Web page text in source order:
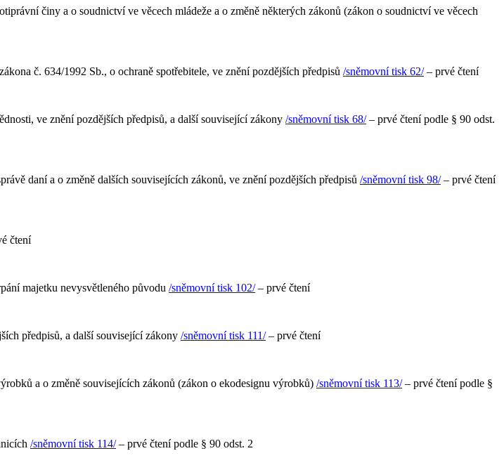
činy a o soudnictví ve věcech mládeže a o změně některých zákonů (zákon o soudnictví ve věcech
č. 634/1992 Sb., o ochraně spotřebitele, ve znění pozdějších předpisů /sněmovní tisk 62/– prvé čtení
ve znění pozdějších předpisů, a další související zákony /sněmovní tisk 68/– prvé čtení podle § 90 odst.
daní a o změně dalších souvisejících zákonů, ve znění pozdějších předpisů /sněmovní tisk 98/– prvé čtení
čtení
majetku nevysvětleného původu /sněmovní tisk 102/– prvé čtení
předpisů, a další související zákony /sněmovní tisk 111/– prvé čtení
a o změně souvisejících zákonů (zákon o ekodesignu výrobků) /sněmovní tisk 113/– prvé čtení podle §
/sněmovní tisk 114/– prvé čtení podle § 90 odst. 2